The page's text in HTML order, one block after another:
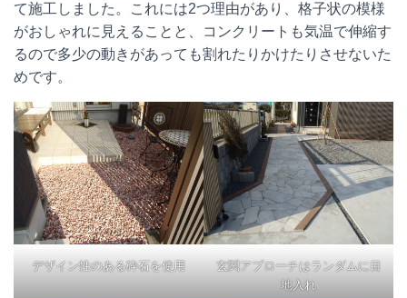
て施工しました。これには2つ理由があり、格子状の模様
がおしゃれに見えることと、コンクリートも気温で伸縮す
るので多少の動きがあっても割れたりかけたりさせないた
めです。
デザイン性のある砕石を使用
玄関アプローチはランダムに目
地入れ